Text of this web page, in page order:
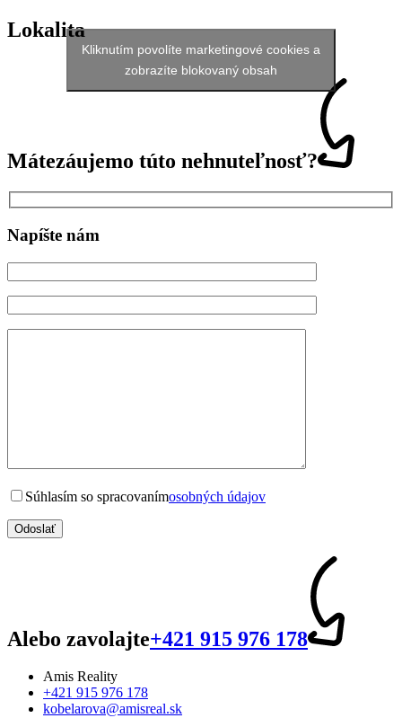
Lokalita
Kliknutím povolíte marketingové cookies a
zobrazíte blokovaný obsah
Mátezáujemo túto nehnuteľnosť?
Napíšte nám
Súhlasím so spracovanímosobných údajov
Alebo zavolajte+421 915 976 178
Amis Reality
+421 915 976 178
kobelarova@amisreal.sk